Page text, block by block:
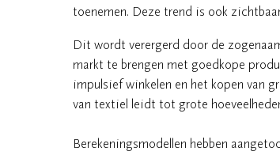
toenemen. Deze trend is ook
Dit wordt verergerd door de
markt te brengen met goedkope
impulsief winkelen en het kopen van
van textiel leidt tot grote
Berekeningsmodellen hebben